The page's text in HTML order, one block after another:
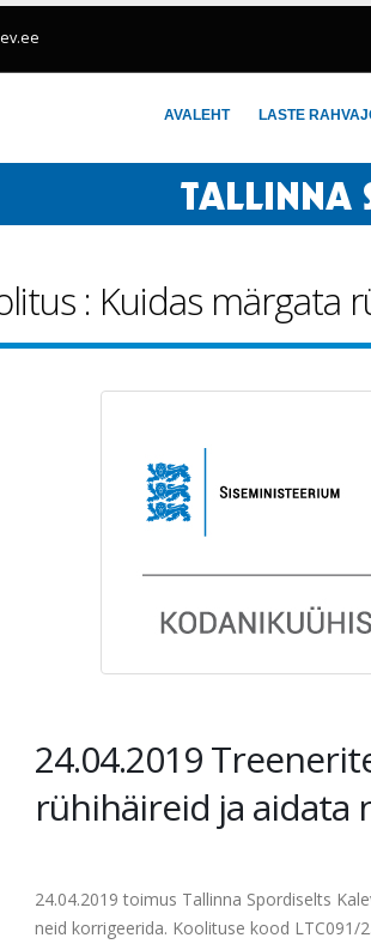
AVALEHT LASTE
: Kuidas märgata
24.04.2019
rühihäireid ja aidata
24.04.2019 toimus Tallinna Spordiselts
neid korrigeerida. Koolituse kood LTC091/